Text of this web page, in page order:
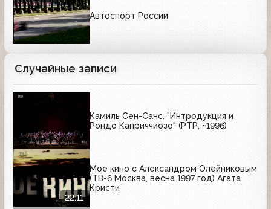
Автоспорт России
Случайные записи
Камиль Сен-Санс. "Интродукция и
Рондо Каприччиозо" (РТР, ~1996)
22:11
Мое кино с Александром Олейниковым
(ТВ-6 Москва, весна 1997 год) Агата
Кристи